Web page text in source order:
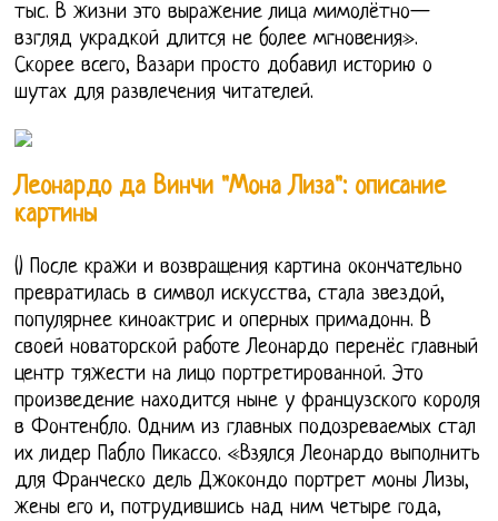
тыс. В жизни это выражение лица мимолётно—
взгляд украдкой длится не более мгновения».
Скорее всего, Вазари просто добавил историю о
шутах для развлечения читателей.
Леонардо да Винчи "Мона Лиза": описание
картины
() После кражи и возвращения картина окончательно
превратилась в символ искусства, стала звездой,
популярнее киноактрис и оперных примадонн. В
своей новаторской работе Леонардо перенёс главный
центр тяжести на лицо портретированной. Это
произведение находится ныне у французского короля
в Фонтенбло. Одним из главных подозреваемых стал
их лидер Пабло Пикассо. «Взялся Леонардо выполнить
для Франческо дель Джокондо портрет моны Лизы,
жены его и, потрудившись над ним четыре года,